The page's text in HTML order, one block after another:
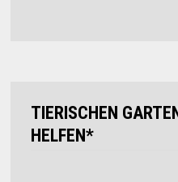
TIERISCHEN
HELFEN*